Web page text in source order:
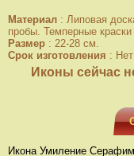
Материал : Липовая
пробы. Темперные
Размер : 22-28 см.
Срок изготовления :
Иконы сейчас
Икона Умиление